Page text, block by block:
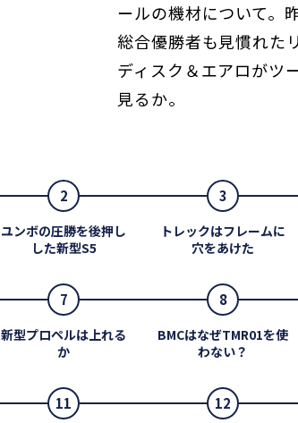
ールの機材について。
総合優勝者も見慣れた
ディスク＆エアロがツ
見るか。
2
ユンボの圧勝を後押し
した新型S5
3
トレックはフレームに
穴をあけた
7
新型プロペルは上れる
か
8
BMCはなぜTMR01を使
わない？
11 12